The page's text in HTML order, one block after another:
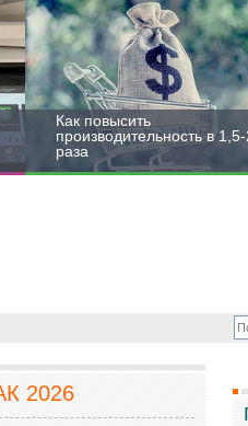
Как повысить
производительность в 1,5-
раза
2026